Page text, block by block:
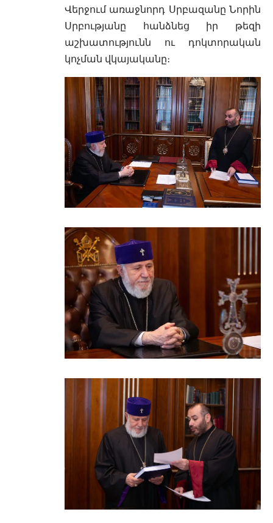
Վերջում առաջնորդ Սրբազանը Նորին
Սրբությանը հանձնեց իր թեզի
աշխատությունն ու դոկտորական
կոչման վկայականը։